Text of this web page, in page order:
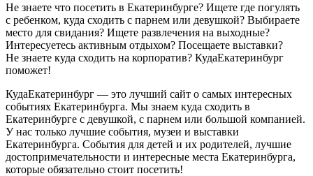
Не знаете что посетить в Екатеринбурге? Ищете где погулять
с ребенком, куда сходить с парнем или девушкой? Выбираете
место для свидания? Ищете развлечения на выходные?
Интересуетесь активным отдыхом? Посещаете выставки?
Не знаете куда сходить на корпоратив? КудаЕкатеринбург
поможет!
КудаЕкатеринбург — это лучший сайт о самых интересных
событиях Екатеринбурга. Мы знаем куда сходить в
Екатеринбурге с девушкой, с парнем или большой компанией.
У нас только лучшие события, музеи и выставки
Екатеринбурга. События для детей и их родителей, лучшие
достопримечательности и интересные места Екатеринбурга,
которые обязательно стоит посетить!